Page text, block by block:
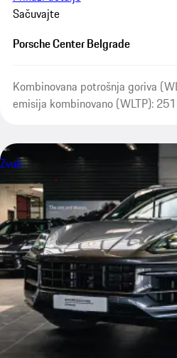
Sačuvajte
Porsche Center Belgrade
Kombinovana potrošnja goriva
emisija kombinovano (WLTP):
Zvuk